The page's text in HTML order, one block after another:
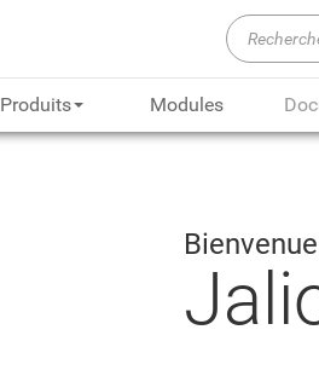
Produits Modules
Bienvenue